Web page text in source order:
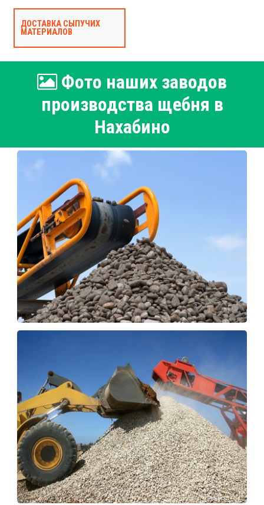
ДОСТАВКА СЫПУЧИХ
МАТЕРИАЛОВ
Фото наших заводов
производства щебня в
Нахабино